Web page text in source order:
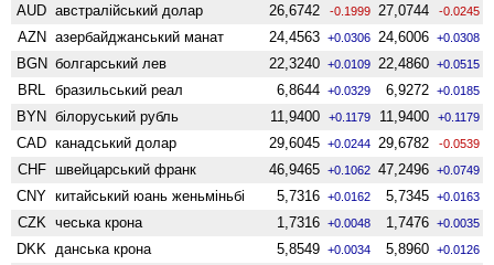
AUD австралійський долар 26,6742 -0.1999 27,0744 -0.0245
AZN азербайджанський манат 24,4563 +0.0306 24,6006 +0.0308
BGN болгарський лев 22,3240 +0.0109 22,4860 +0.0515
BRL бразильський реал 6,8644 +0.0329 6,9272 +0.0185
BYN білоруський рубль 11,9400 +0.1179 11,9400 +0.1179
CAD канадський долар 29,6045 +0.0244 29,6782 -0.0539
CHF швейцарський франк 46,9465 +0.1062 47,2496 +0.0749
CNY китайський юань женьмiньбi 5,7316 +0.0162 5,7345 +0.0163
CZK чеська крона 1,7316 +0.0048 1,7476 +0.0035
DKK данська крона 5,8549 +0.0034 5,8960 +0.0126